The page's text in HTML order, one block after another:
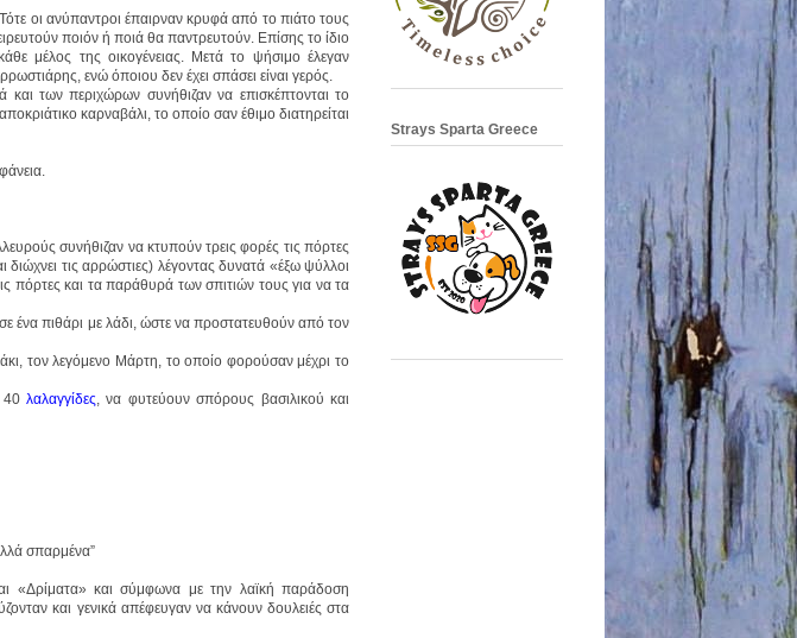
οι ανύπαντροι έπαιρναν κρυφά από το πιάτο τους
ποιόν ή ποιά θα παντρευτούν. Επίσης το ίδιο
μέλος της οικογένειας. Μετά το ψήσιμο έλεγαν
ενώ όποιου δεν έχει σπάσει είναι γερός.
των περιχώρων συνήθιζαν να επισκέπτονται το
καρναβάλι, το οποίο σαν έθιμο διατηρείται
συνήθιζαν να κτυπούν τρεις φορές τις πόρτες
διώχνει τις αρρώστιες) λέγοντας δυνατά «έξω ψύλλοι
πόρτες και τα παράθυρά των σπιτιών τους για να τα
ένα πιθάρι με λάδι, ώστε να προστατευθούν από τον
τον λεγόμενο Μάρτη, το οποίο φορούσαν μέχρι το
40λαλαγγίδες, να φυτεύουν σπόρους βασιλικού και
σπαρμένα”
«Δρίματα» και σύμφωνα με την λαϊκή παράδοση
και γενικά απέφευγαν να κάνουν δουλειές στα
Strays Sparta Greece